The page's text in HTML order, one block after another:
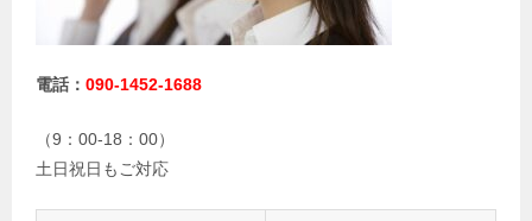
電話： 090-1452-1688
（9：00-18：00）
土日祝日もご対応